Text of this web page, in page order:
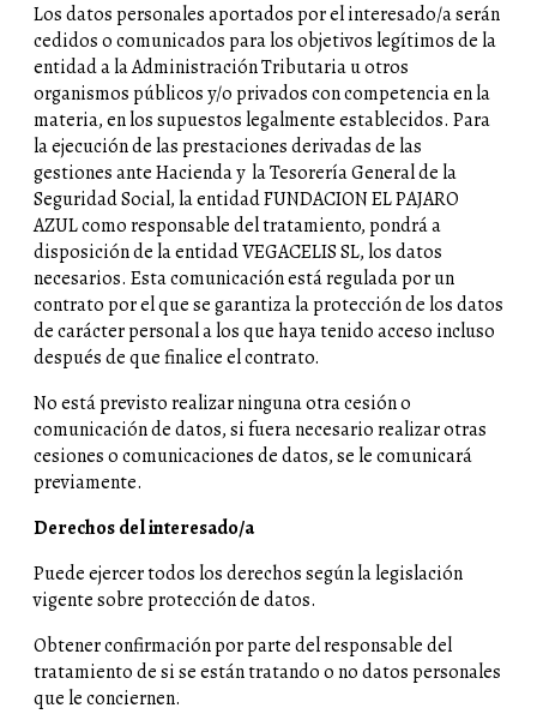
Los datos personales aportados por el interesado/a serán
cedidos o comunicados para los objetivos legítimos de la
entidad a la Administración Tributaria u otros
organismos públicos y/o privados con competencia en la
materia, en los supuestos legalmente establecidos. Para
la ejecución de las prestaciones derivadas de las
gestiones ante Hacienda y la Tesorería General de la
Seguridad Social, la entidad FUNDACION EL PAJARO
AZUL como responsable del tratamiento, pondrá a
disposición de la entidad VEGACELIS SL, los datos
necesarios. Esta comunicación está regulada por un
contrato por el que se garantiza la protección de los datos
de carácter personal a los que haya tenido acceso incluso
después de que finalice el contrato.
No está previsto realizar ninguna otra cesión o
comunicación de datos, si fuera necesario realizar otras
cesiones o comunicaciones de datos, se le comunicará
previamente.
Derechos del interesado/a
Puede ejercer todos los derechos según la legislación
vigente sobre protección de datos.
Obtener confirmación por parte del responsable del
tratamiento de si se están tratando o no datos personales
que le conciernen.